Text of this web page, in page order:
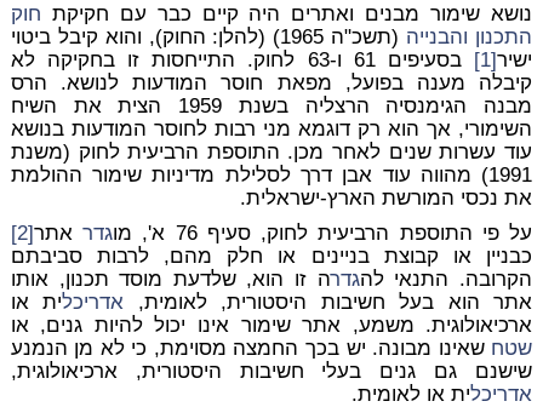
נושא שימור מבנים ואתרים היה קיים כבר עם חקיקת חוק
התכנון והבנייה
(תשכ"ה 1965) (להלן: החוק), והוא קיבל ביטוי
ישיר[1]
בסעיפים 61 ו-63 לחוק. התייחסות זו בחקיקה לא
קיבלה מענה בפועל, מפאת חוסר המודעות לנושא. הרס
מבנה הגימנסיה הרצליה בשנת 1959 הצית את השיח
השימורי, אך הוא רק דוגמא מני רבות לחוסר המודעות בנושא
עוד עשרות שנים לאחר מכן. התוספת הרביעית לחוק (משנת
1991) מהווה עוד אבן דרך לסלילת מדיניות שימור ההולמת
את נכסי המורשת הארץ-ישראלית.
על פי התוספת הרביעית לחוק, סעיף 76 א', מו
גדראתר[2]
כבניין או קבוצת בניינים או חלק מהם, לרבות סביבתם
הקרובה. התנאי להגדרה זו הוא, שלדעת מוסד תכנון, אותו
אתר הוא בעל חשיבות היסטורית, לאומית, אדריכלית או
ארכיאולוגית. משמע, אתר שימור אינו יכול להיות גנים, או
שטח שאינו מבונה. יש בכך החמצה מסוימת, כי לא מן הנמנע
שישנם גם גנים בעלי חשיבות היסטורית, ארכיאולוגית,
אדריכלית או לאומית.